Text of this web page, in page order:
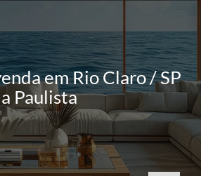
em Rio Claro / SP
Paulista